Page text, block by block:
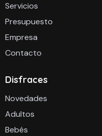
Servicios
Presupuesto
Empresa
Contacto
Disfraces
Novedades
Adultos
Bebés